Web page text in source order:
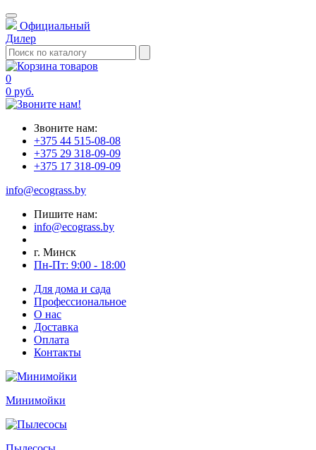
Официальный
Дилер
0
0 руб.
Звоните нам:
+375 44 515-08-08
+375 29 318-09-09
+375 17 318-09-09
info@ecograss.by
Пишите нам:
info@ecograss.by
г. Минск
Пн-Пт: 9:00 - 18:00
Для дома и сада
Профессиональное
О нас
Доставка
Оплата
Контакты
Минимойки